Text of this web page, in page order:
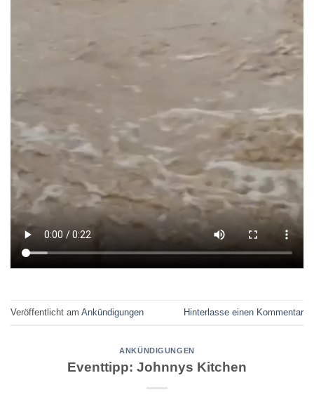
Veröffentlicht am Ankündigungen Hinterlasse einen Kommentar
ANKÜNDIGUNGEN
Eventtipp: Johnnys Kitchen